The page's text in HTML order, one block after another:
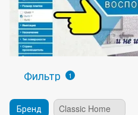
Фильтр 1
Бренд Classic Home